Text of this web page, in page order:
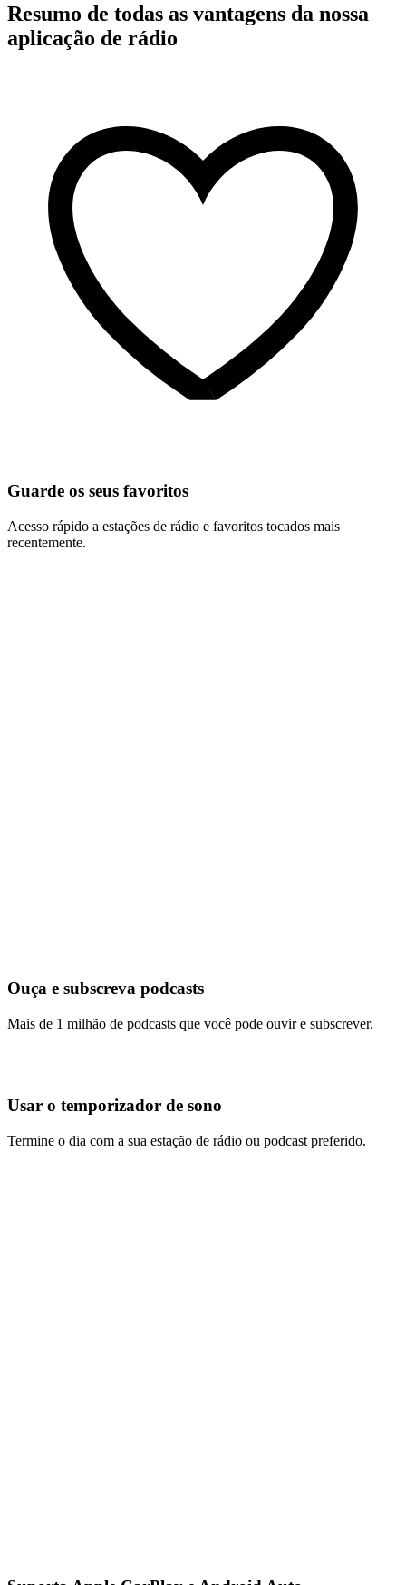
Resumo de todas as vantagens da nossa
aplicação de rádio
Guarde os seus favoritos
Acesso rápido a estações de rádio e favoritos tocados mais
recentemente.
Ouça e subscreva podcasts
Mais de 1 milhão de podcasts que você pode ouvir e subscrever.
Usar o temporizador de sono
Termine o dia com a sua estação de rádio ou podcast preferido.